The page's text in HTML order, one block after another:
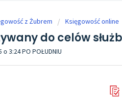
z Żubrem Księgowość online
do celów
3:24 PO POŁUDNIU